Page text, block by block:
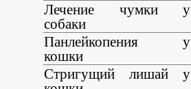
Лечение чумки у
собаки
Панлейкопения у
кошки
Стригущий лишай у